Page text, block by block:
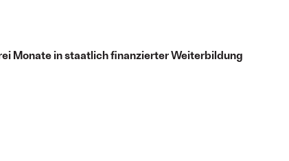
Monate in staatlich finanzierter Weiterbildung